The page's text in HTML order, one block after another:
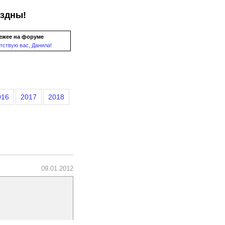
на форуме
вас, Данила!
2017 2018
09.01.2012